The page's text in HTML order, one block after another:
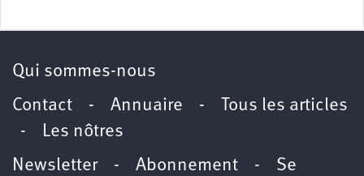
Qui sommes-nous
Contact - Annuaire - Tous les articles
-
Les nôtres
Newsletter- Abonnement - Se